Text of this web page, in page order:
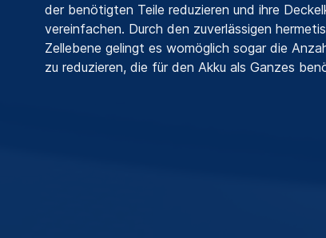
der benötigten Teile reduzieren und ihre
vereinfachen. Durch den zuverlässigen
Zellebene gelingt es womöglich sogar die
zu reduzieren, die für den Akku als Ganzes